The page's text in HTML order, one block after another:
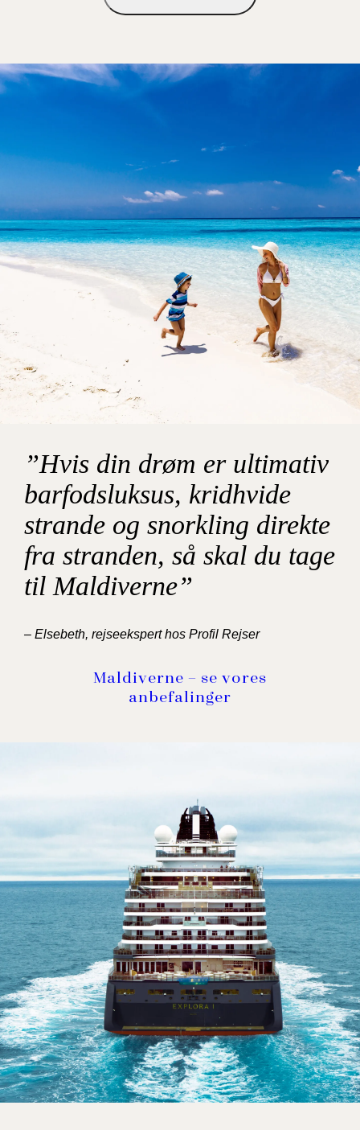
”Hvis din drøm er ultimativ
barfodsluksus, kridhvide
strande og snorkling direkte
fra stranden, så skal du tage
til Maldiverne”
– Elsebeth, rejseekspert hos Profil Rejser
Maldiverne – se vores
anbefalinger